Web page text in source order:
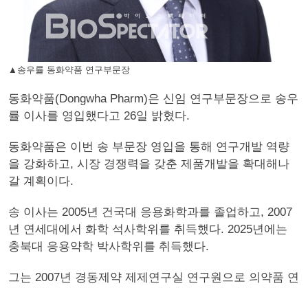
▲송우률 동화약품 연구부문장
동화약품(Dongwha Pharm)은 신임 연구부문장으로 송우
률 이사를 영입했다고 26일 밝혔다.
동화약품은 이번 송 부문장 영입을 통해 연구개발 역량
을 강화하고, 시장 경쟁력을 갖춘 제품개발을 확대해나
갈 계획이다.
송 이사는 2005년 건국대 응용화학과를 졸업하고, 2007
년 연세대에서 화학 석사학위를 취득했다. 2025년에는
충북대 응용약학 박사학위를 취득했다.
그는 2007년 경동제약 제제연구실 연구원으로 의약품 연